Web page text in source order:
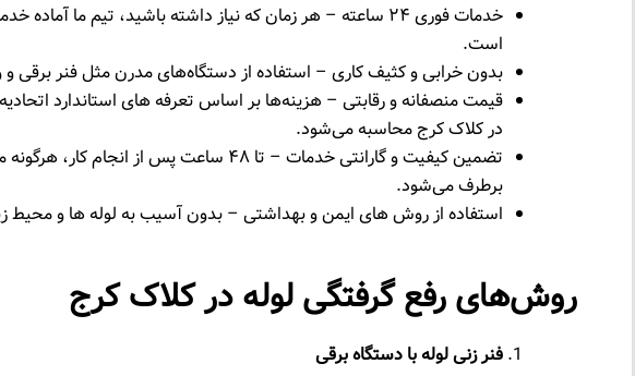
خدمات فوری ۲۴ ساعته – هر زمان که نیاز داشته باشید، تیم ما
است.
بدون خرابی و کثیف ‌کاری – استفاده از دستگاه‌های مدرن مثل فنر برقی
قیمت منصفانه و رقابتی – هزینه‌ها بر اساس تعرفه ‌های استاندارد اتحادیه
در کلاک کرج محاسبه می‌شود.
تضمین کیفیت و گارانتی خدمات – تا ۴۸ ساعت پس از انجام
برطرف می‌شود.
استفاده از روش‌ های ایمن و بهداشتی – بدون آسیب به لوله ‌ها و
روش‌های رفع گرفتگی لوله در کلاک کرج
فنر زنی لوله با دستگاه برقی